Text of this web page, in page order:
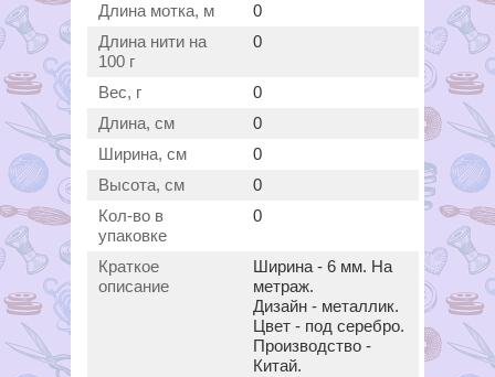
Длина мотка, м
0
Длина нити на
100 г
0
Вес, г
0
Длина, см
0
Ширина, см
0
Высота, см
0
Кол-во в
упаковке
0
Краткое
описание
Ширина - 6 мм. На
метраж.
Дизайн - металлик.
Цвет - под серебро.
Производство -
Китай.